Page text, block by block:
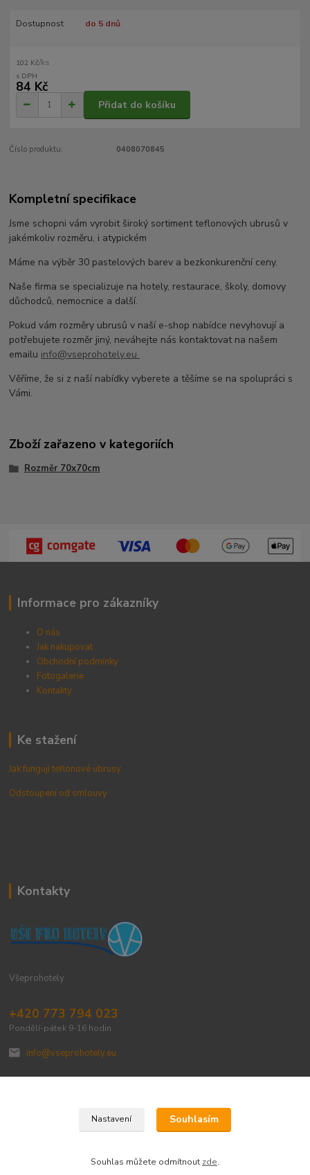
Dostupnost do 5 dnů
102 Kč/ks
84 Kč
Přidat do košíku
Číslo produktu: 0408070845
Kompletní specifikace
Jsme schopni vám vyrobit široký sortiment teflonových ubrusů v
jakémkoliv rozměru, i atypickém
Máme na výběr 30 pastelových barev a bezkonkurenční ceny.
Naše firma se specializuje na hotely, restaurace, školy, domovy
důchodců, nemocnice a další.
Pokud vám rozměry ubrusů v naší e-shop nabídce nevyhovují a
potřebujete rozměr jiný, neváhejte nás kontaktovat na našem
emailu info@vseprohotely.eu
Věříme, že si z naší nabídky vyberete a těšíme se na spolupráci s
Vámi.
Zboží zařazeno v kategoriích
Rozměr 70x70cm
Informace pro zákazníky
O nás
Jak nakupovat
Obchodní podmínky
Fotogalerie
Kontakty
Ke stažení
Jak fungují teflonové ubrusy
Odstoupení od smlouvy
Kontakty
Všeprohotely
+420 773 794 023
Pondělí-pátek 9-16 hodin
info@vseprohotely.eu
Upravit sběr cookies.
Nastavení Souhlasím
Souhlas můžete odmítnout zde.